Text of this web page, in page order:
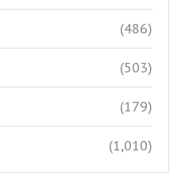
(486)
(503)
(179)
(1,010)